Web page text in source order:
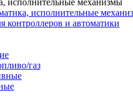
исполнительные механизмы
исполнительные
контроллеров и автоматики
газ